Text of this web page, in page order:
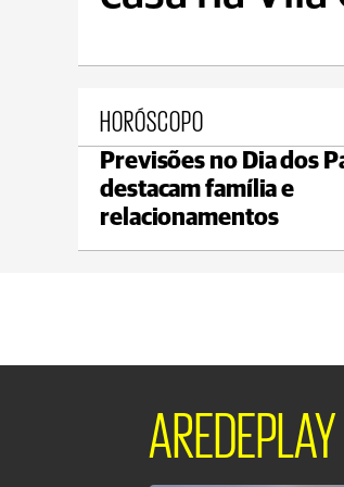
HORÓSCOPO
Previsões no Dia dos
destacam família e
relacionamentos
Castro
max 21°C
AREDEPLAY